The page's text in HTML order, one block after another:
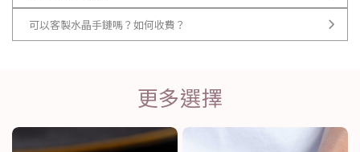
可以客製水晶手鏈嗎？如何收費？
更多選擇